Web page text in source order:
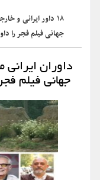
۱۸ داور ایرانی و
جهانی فیلم فجر را
داوران
جهانی فیلم